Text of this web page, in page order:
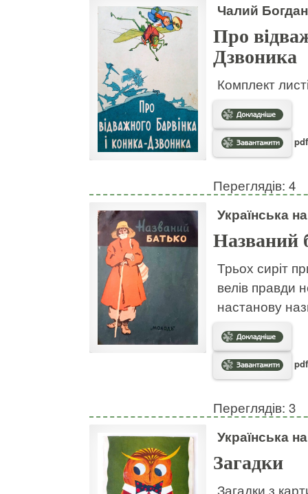
Чалий
Про
Дзвоника
Комплект
Переглядів: 4
Українська
Названий
Трьох сиріт
велів правди
настанову
Переглядів: 3
Українська
Загадки
Загадки з